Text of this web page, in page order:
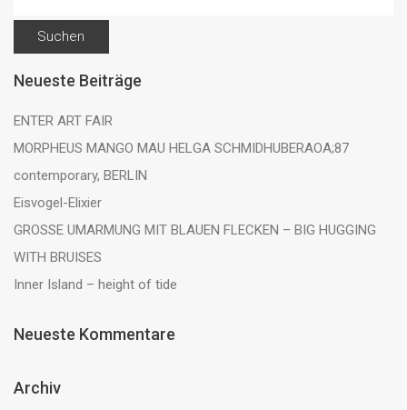
nach:
Neueste Beiträge
ENTER ART FAIR
MORPHEUS MANGO MAU HELGA SCHMIDHUBERAOA;87
contemporary, BERLIN
Eisvogel-Elixier
GROSSE UMARMUNG MIT BLAUEN FLECKEN – BIG HUGGING
WITH BRUISES
Inner Island – height of tide
Neueste Kommentare
Archiv